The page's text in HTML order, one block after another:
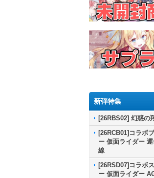
新弾特集
[26RBS02] 幻惑の
[26RCB01]コラボ
ー 仮面ライダー
線
[26RSD07]コラボ
ー 仮面ライダー